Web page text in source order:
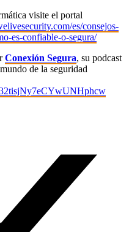
visite el portal
es/consejos-
es-confiable-o-segura/
Conexión Segura, su podcast
de la seguridad